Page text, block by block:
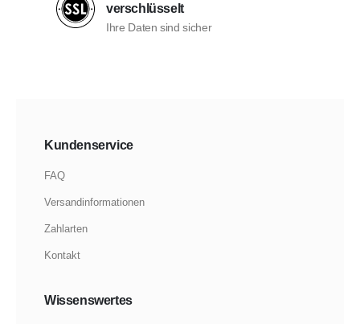
verschlüsselt
Ihre Daten sind sicher
Kundenservice
FAQ
Versandinformationen
Zahlarten
Kontakt
Wissenswertes